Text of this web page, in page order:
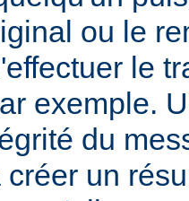
ou le
le
exemple.
du
créer un